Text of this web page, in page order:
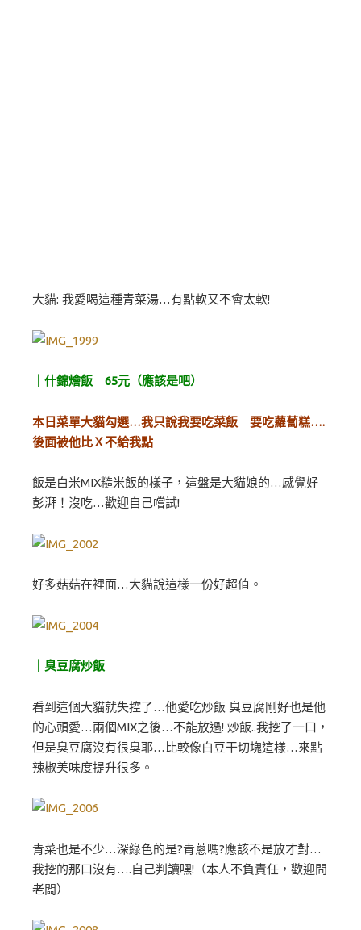
大貓: 我愛喝這種青菜湯…有點軟又不會太軟!
｜什錦燴飯 65元（應該是吧）
本日菜單大貓勾選…我只說我要吃菜飯 要吃蘿蔔糕….
後面被他比Ｘ不給我點
飯是白米MIX糙米飯的樣子，這盤是大貓娘的…感覺好
彭湃！沒吃…歡迎自己嚐試!
好多菇菇在裡面…大貓說這樣一份好超值。
｜臭豆腐炒飯
看到這個大貓就失控了…他愛吃炒飯 臭豆腐剛好也是他
的心頭愛…兩個MIX之後…不能放過! 炒飯..我挖了一口，
但是臭豆腐沒有很臭耶…比較像白豆干切塊這樣…來點
辣椒美味度提升很多。
青菜也是不少…深綠色的是?青蔥嗎?應該不是放才對…
我挖的那口沒有….自己判讀嘿!（本人不負責任，歡迎問
老闆）